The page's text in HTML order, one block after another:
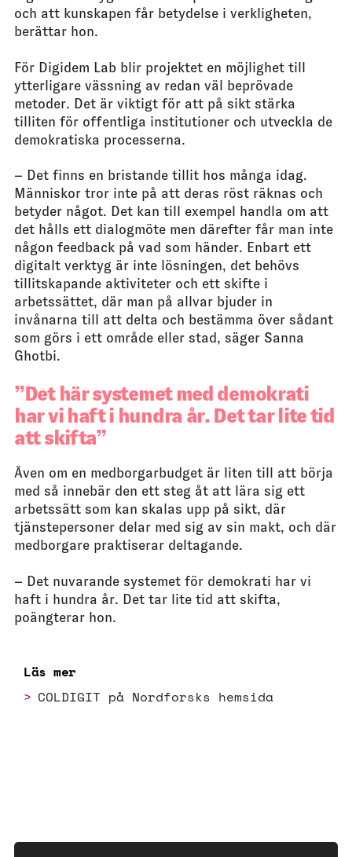
Läs mer
COLDIGIT på Nordforsks hemsida
och att kunskapen får betydelse i verkligheten,
berättar hon.
För Digidem Lab blir projektet en möjlighet till
ytterligare vässning av redan väl beprövade
metoder. Det är viktigt för att på sikt stärka
tilliten för offentliga institutioner och utveckla de
demokratiska processerna.
– Det finns en bristande tillit hos många idag.
Människor tror inte på att deras röst räknas och
betyder något. Det kan till exempel handla om att
det hålls ett dialogmöte men därefter får man inte
någon feedback på vad som händer. Enbart ett
digitalt verktyg är inte lösningen, det behövs
tillitskapande aktiviteter och ett skifte i
arbetssättet, där man på allvar bjuder in
invånarna till att delta och bestämma över sådant
som görs i ett område eller stad, säger Sanna
Ghotbi.
Det här systemet med demokrati
har vi haft i hundra år. Det tar lite tid
att skifta
Även om en medborgarbudget är liten till att börja
med så innebär den ett steg åt att lära sig ett
arbetssätt som kan skalas upp på sikt, där
tjänstepersoner delar med sig av sin makt, och där
medborgare praktiserar deltagande.
– Det nuvarande systemet för demokrati har vi
haft i hundra år. Det tar lite tid att skifta,
poängterar hon.